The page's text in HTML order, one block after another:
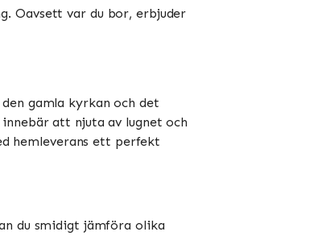
Oavsett var du bor, erbjuder
gamla kyrkan och det
att njuta av lugnet och
hemleverans ett perfekt
du smidigt jämföra olika